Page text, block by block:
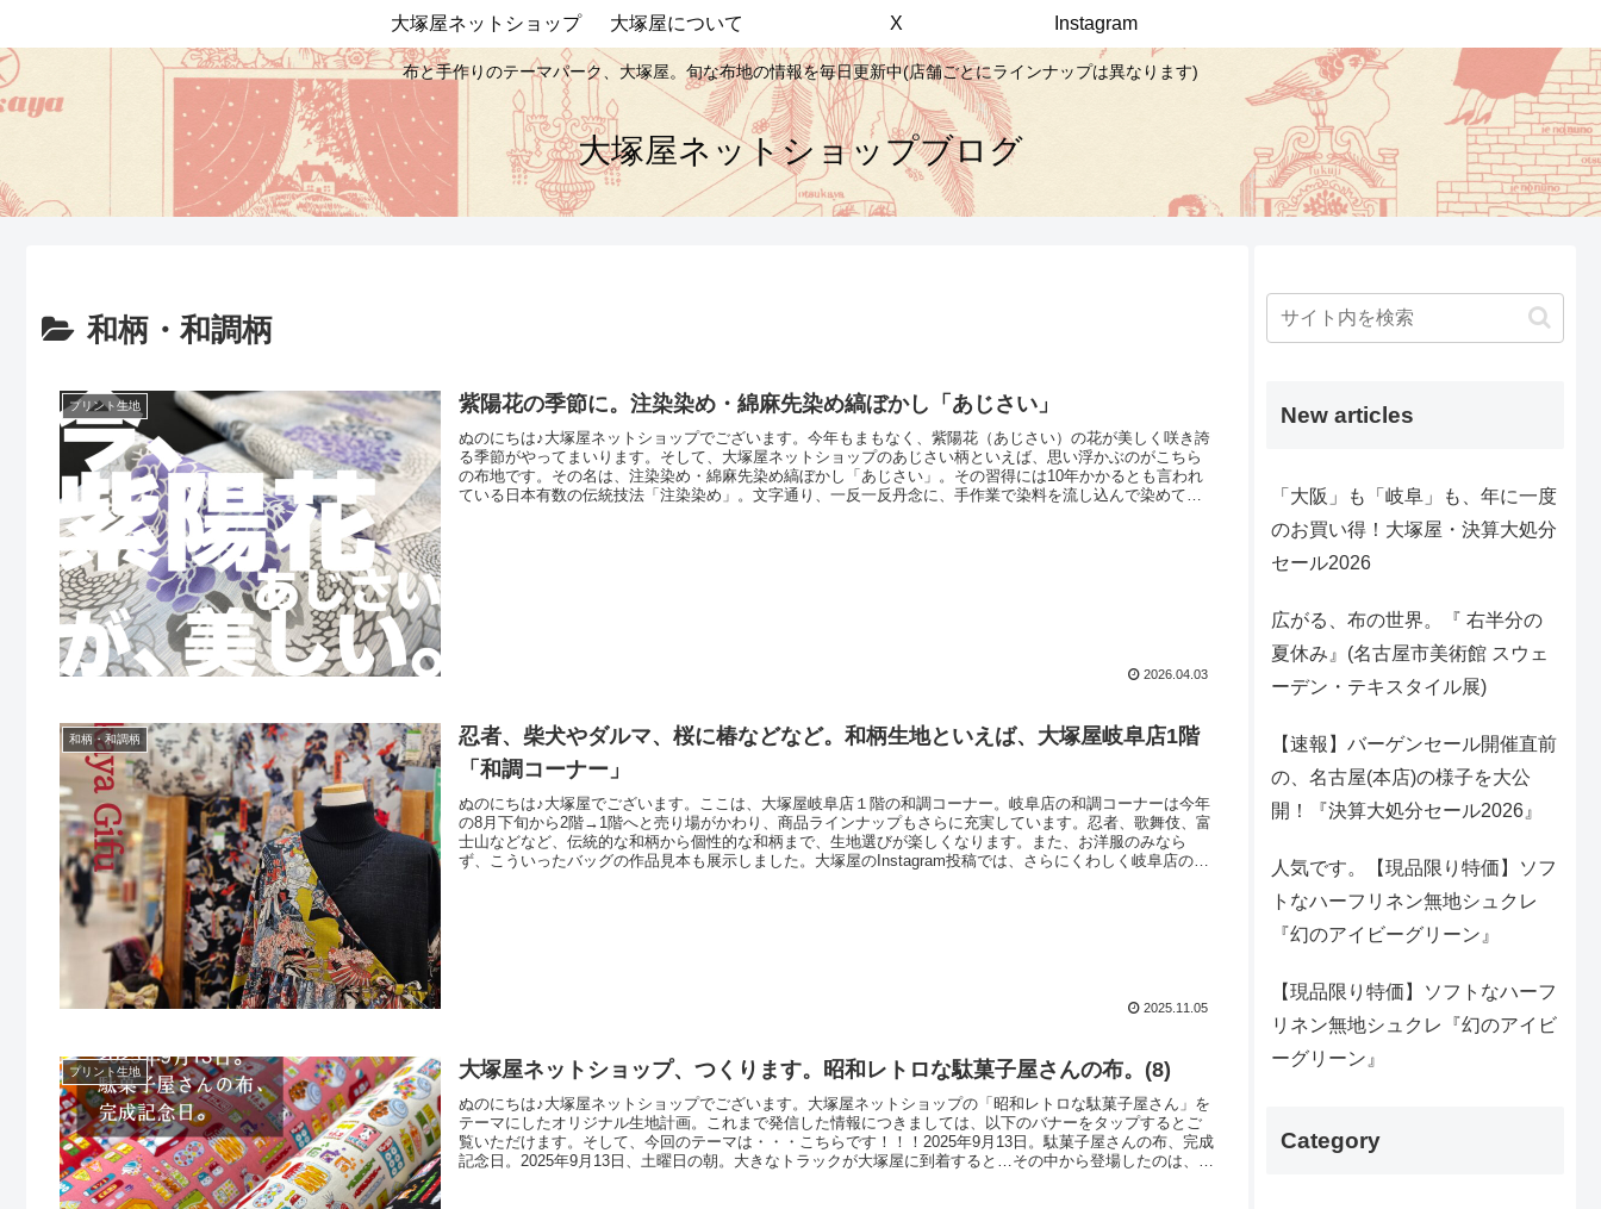
布と手作りのテーマパーク、大塚屋。旬な布地の情報を毎日更新中(店舗ごとにラインナップは異なります)
大塚屋ネットショップブログ
大塚屋ネットショップ 大塚屋について X Instagram
和柄・和調柄
プリント生地 紫陽花の季節に。注染染め・綿麻先染め縞ぼかし「あじさい」
ぬのにちは♪大塚屋ネットショップでございます。今年もまもなく、紫陽花（あじさい）の花が美しく咲き誇
る季節がやってまいります。そして、大塚屋ネットショップのあじさい柄といえば、思い浮かぶのがこちら
の布地です。その名は、注染染め・綿麻先染め縞ぼかし「あじさい」。その習得には10年かかるとも言われ
ている日本有数の伝統技法「注染染め」。文字通り、一反一反丹念に、手作業で染料を流し込んで染めてい
2026.04.03
和柄・和調柄
忍者、柴犬やダルマ、桜に椿などなど。和柄生地といえば、大塚屋岐阜店1階
「和調コーナー」
ぬのにちは♪大塚屋でございます。ここは、大塚屋岐阜店１階の和調コーナー。岐阜店の和調コーナーは今年
の8月下旬から2階→1階へと売り場がかわり、商品ラインナップもさらに充実しています。忍者、歌舞伎、富
士山などなど、伝統的な和柄から個性的な和柄まで、生地選びが楽しくなります。また、お洋服のみなら
ず、こういったバッグの作品見本も展示しました。大塚屋のInstagram投稿では、さらにくわしく岐阜店の和
2025.11.05
プリント生地 大塚屋ネットショップ、つくります。昭和レトロな駄菓子屋さんの布。(8)
ぬのにちは♪大塚屋ネットショップでございます。大塚屋ネットショップの「昭和レトロな駄菓子屋さん」を
テーマにしたオリジナル生地計画。これまで発信した情報につきましては、以下のバナーをタップするとご
覧いただけます。そして、今回のテーマは・・・こちらです！！！2025年9月13日。駄菓子屋さんの布、完成
記念日。2025年9月13日、土曜日の朝。大きなトラックが大塚屋に到着すると…その中から登場したのは、で
New articles
「大阪」も「岐阜」も、年に一度
のお買い得！大塚屋・決算大処分
セール2026
広がる、布の世界。『 右半分の
夏休み』(名古屋市美術館 スウェ
ーデン・テキスタイル展)
【速報】バーゲンセール開催直前
の、名古屋(本店)の様子を大公
開！『決算大処分セール2026』
人気です。【現品限り特価】ソフ
トなハーフリネン無地シュクレ
『幻のアイビーグリーン』
【現品限り特価】ソフトなハーフ
リネン無地シュクレ『幻のアイビ
ーグリーン』
Category